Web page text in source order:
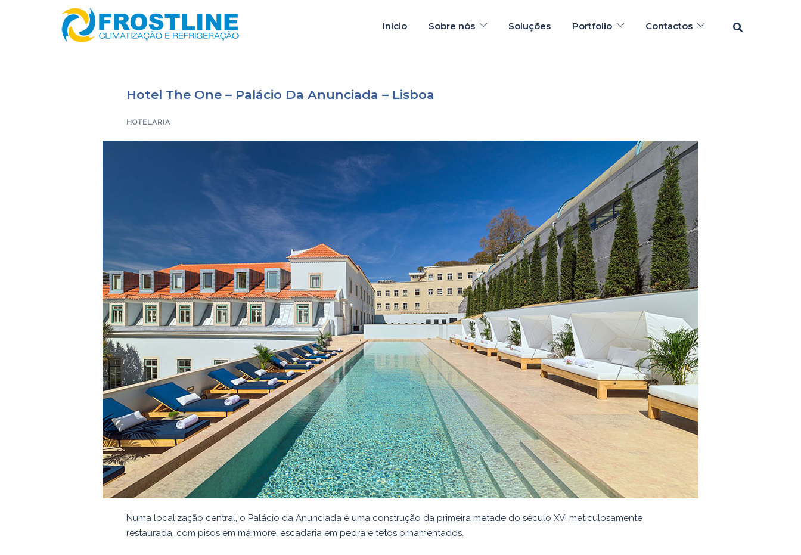
Início Sobre nós Soluções Portfolio Contactos Pesquisar
Hotel The One – Palácio Da Anunciada – Lisboa
HOTELARIA
Numa localização central, o Palácio da Anunciada é uma construção da primeira metade do século XVI meticulosamente
restaurada, com pisos em mármore, escadaria em pedra e tetos ornamentados.